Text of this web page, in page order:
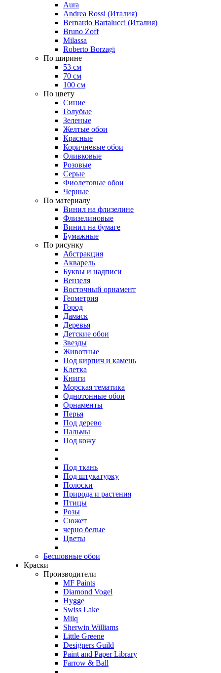
Aura
Andrea Rossi (Италия)
Bernardo Bartalucci (Италия)
Bruno Zoff
Milassa
Roberto Borzagi
По ширине
53 см
70 см
100 см
По цвету
Синие
Голубые
Зеленые
Желтые обои
Красные
Коричневые обои
Оливковые
Розовые
Серые
Фиолетовые обои
Черные
По материалу
Винил на флизелине
Флизелиновые
Винил на бумаге
Бумажные
По рисунку
Абстракция
Акварель
Буквы и надписи
Вензеля
Восточный орнамент
Геометрия
Город
Дамаск
Деревья
Детские обои
Звезды
Животные
Под кирпич и камень
Клетка
Книги
Морская тематика
Однотонные обои
Орнаменты
Перья
Под дерево
Пальмы
Под кожу
Под ткань
Под штукатурку
Полоски
Природа и растения
Птицы
Розы
Сюжет
черно белые
Цветы
Бесшовные обои
Краски
Производители
MF Paints
Diamond Vogel
Hygge
Swiss Lake
Milq
Sherwin Williams
Little Greene
Designers Guild
Paint and Paper Library
Farrow & Ball